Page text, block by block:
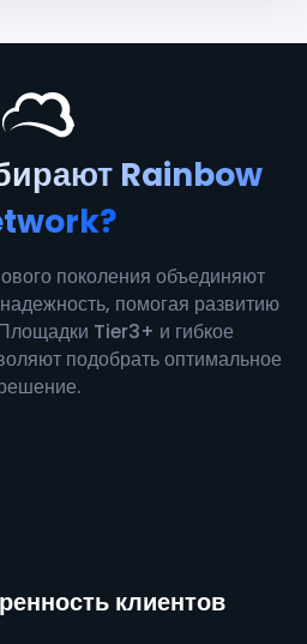
Rainbow
поколения объединяют
помогая развитию
Tier3+ и гибкое
подобрать оптимальное
клиентов